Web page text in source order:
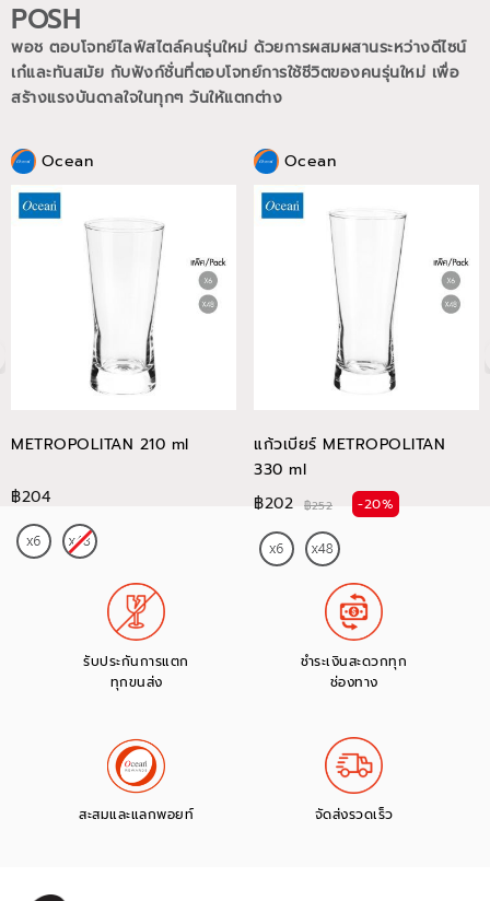
POSH
พอช ตอบโจทย์ไลฟ์สไตล์คนรุ่นใหม่ ด้วยการผสมผสานระหว่างดีไซน์
เก๋และทันสมัย กับฟังก์ชั่นที่ตอบโจทย์การใช้ชีวิตของคนรุ่นใหม่ เพื่อ
สร้างแรงบันดาลใจในทุกๆ วันให้แตกต่าง
Ocean
METROPOLITAN 210 ml
฿204
Ocean
แก้วเบียร์ METROPOLITAN
330 ml
฿202
฿252 -20%
รับประกันการแตก
ทุกขนส่ง
ชำระเงินสะดวกทุก
ช่องทาง
สะสมและแลกพอยท์ จัดส่งรวดเร็ว